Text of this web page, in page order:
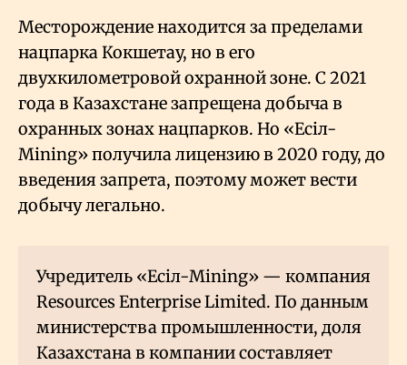
Месторождение находится за пределами
нацпарка Кокшетау, но в его
двухкилометровой охранной зоне. С 2021
года в Казахстане запрещена добыча в
охранных зонах нацпарков. Но «Есiл-
Mining» получила лицензию в 2020 году, до
введения запрета, поэтому может вести
добычу легально.
Учредитель «Есiл-Mining» — компания
Resources Enterprise Limited. По данным
министерства промышленности, доля
Казахстана в компании составляет